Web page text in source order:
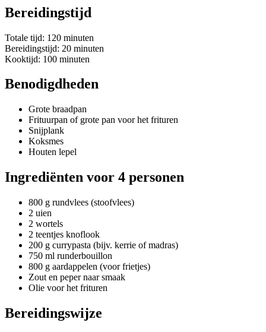
Bereidingstijd
Totale tijd: 120 minuten
Bereidingstijd: 20 minuten
Kooktijd: 100 minuten
Benodigdheden
Grote braadpan
Frituurpan of grote pan voor het frituren
Snijplank
Koksmes
Houten lepel
Ingrediënten voor 4 personen
800 g rundvlees (stoofvlees)
2 uien
2 wortels
2 teentjes knoflook
200 g currypasta (bijv. kerrie of madras)
750 ml runderbouillon
800 g aardappelen (voor frietjes)
Zout en peper naar smaak
Olie voor het frituren
Bereidingswijze